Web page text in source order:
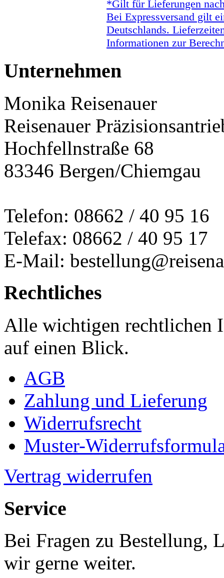
*Gilt für Lieferungen
Bei Expressversand gilt
Deutschlands.
Informationen zur
Unternehmen
Monika Reisenauer
Reisenauer
Hochfellnstraße 68
83346 Bergen/Chiemgau
Telefon: 08662 / 40 95 16
Telefax: 08662 / 40 95 17
E-Mail:
Rechtliches
Alle wichtigen rechtlichen
auf einen Blick.
AGB
Zahlung und Lieferung
Widerrufsrecht
Muster-
Vertrag widerrufen
Service
Bei Fragen zu Bestellung,
wir gerne weiter.